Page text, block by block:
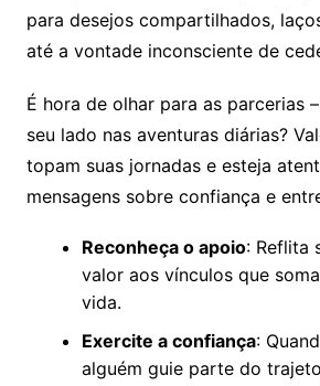
para desejos compartilhados,
até a vontade inconsciente de
É hora de olhar para as parcerias
seu lado nas aventuras diárias?
topam suas jornadas e esteja
mensagens sobre confiança e
Reconheça o apoio: Reflita
valor aos vínculos que
vida.
Exercite a confiança:
alguém guie parte do